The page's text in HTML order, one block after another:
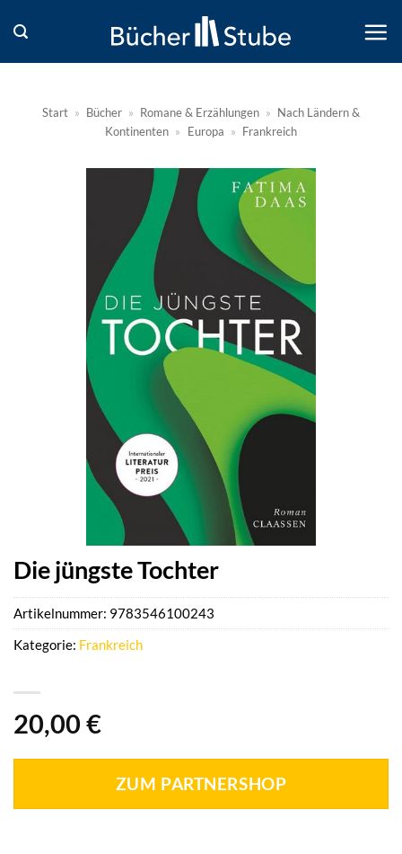
Inhalt
springen
Start » Bücher » Romane & Erzählungen » Nach Ländern &
Kontinenten » Europa » Frankreich
Die jüngste Tochter
20,00 €
ZUM PARTNERSHOP
Artikelnummer: 9783546100243
Kategorie: Frankreich